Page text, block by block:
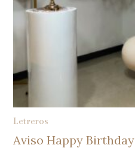
Letreros
Aviso Happy Birthday